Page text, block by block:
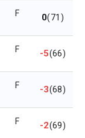
F 0(71)
F -5(66)
F -3(68)
F -2(69)